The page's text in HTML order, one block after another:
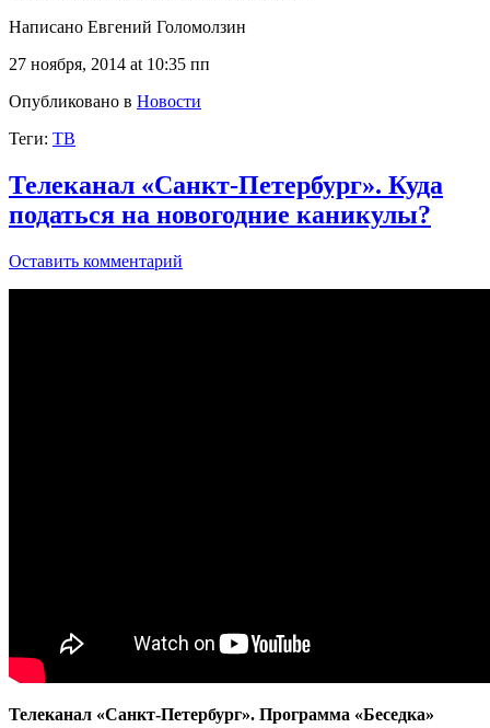
Написано Евгений Голомолзин
27 ноября, 2014 at 10:35 пп
Опубликовано в Новости
Теги: ТВ
Телеканал «Санкт-Петербург». Куда
податься на новогодние каникулы?
Оставить комментарий
Телеканал «Санкт-Петербург». Программа «Беседка»